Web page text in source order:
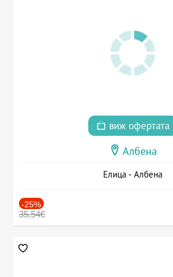
виж офертата
Албена
Елица - Албена
-25%
35.54€